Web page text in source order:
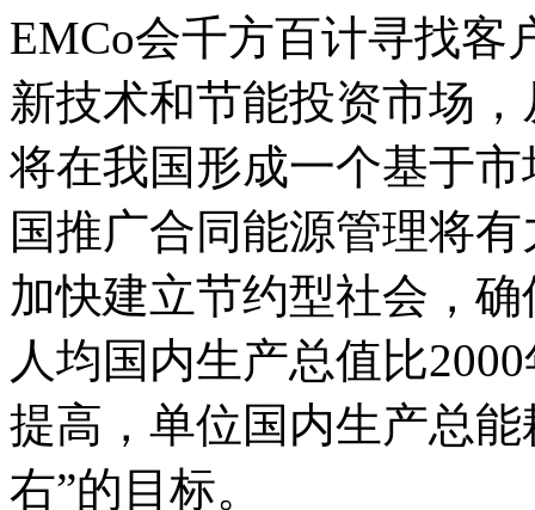
EMCo会千方百计寻找客
新技术和节能投资市场
将在我国形成一个基于
国推广合同能源管理将
加快建立节约型社会，
人均国内生产总值比
提高，单位国内生产总能
右”的目标。